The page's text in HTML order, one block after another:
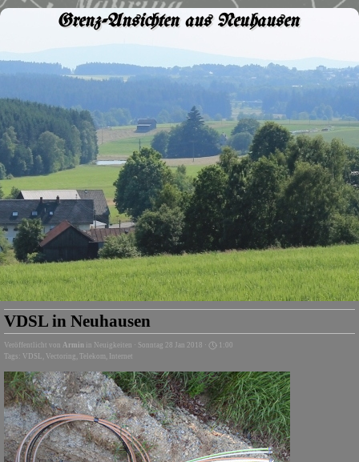
Grenz-Ansichten aus Neuhausen
VDSL in Neuhausen
Veröffentlicht von Armin in Neuigkeiten · Sonntag 28 Jan 2018 ·
1:00
Tags: VDSL Vectoring Telekom Internet